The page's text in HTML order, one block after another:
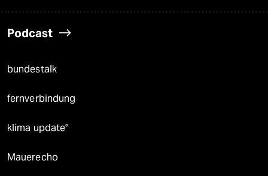
Podcast
bundestalk
fernverbindung
klima update°
Mauerecho